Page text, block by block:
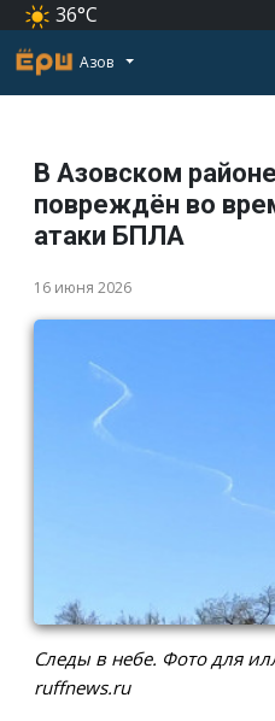
36°C
Азов
В Азовском
повреждён во
атаки БПЛА
16 июня 2026
Следы в небе. Фото для
ruffnews.ru